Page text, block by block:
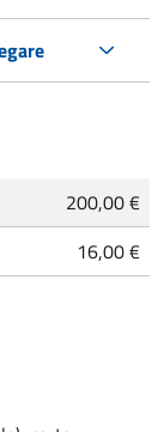
200,00 €
16,00 €